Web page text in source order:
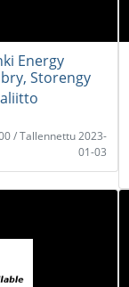
Energy
Storengy
/ Tallennettu 2023-
01-03